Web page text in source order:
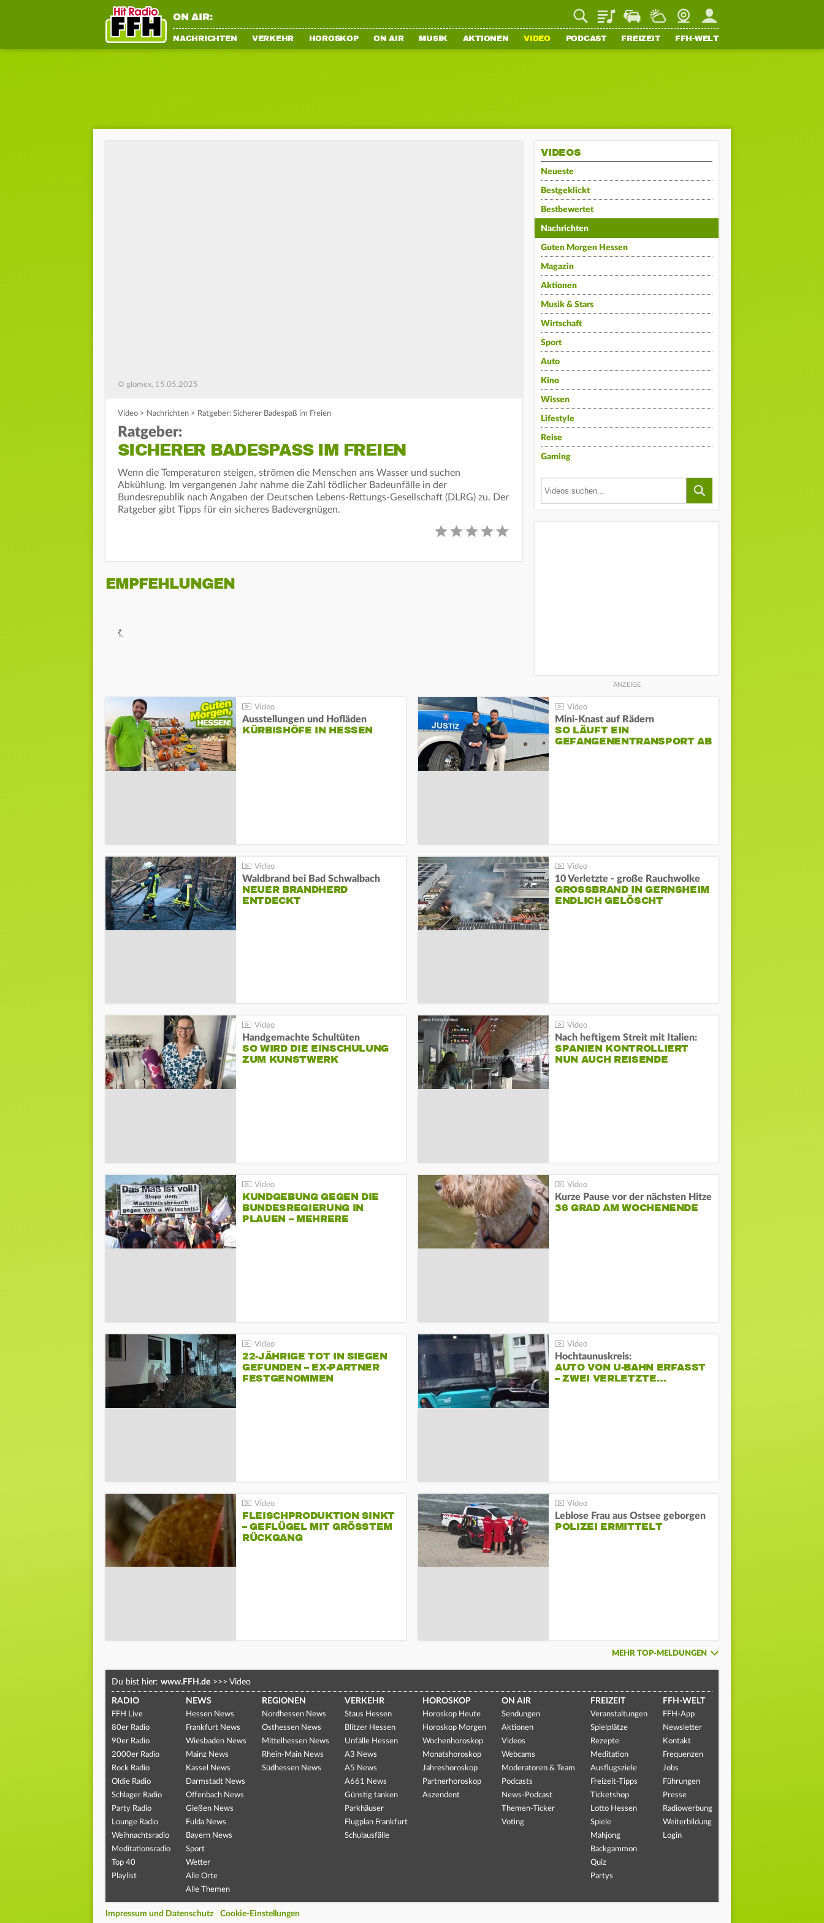
ON AIR: PlaylistStaupilotWetterWebcamMein FFH
NACHRICHTEN VERKEHR HOROSKOP ON AIR MUSIK AKTIONEN VIDEO PODCAST FREIZEIT FFH-WELT
© glomex, 15.05.2025
Video > Nachrichten > Ratgeber: Sicherer Badespaß im Freien
Ratgeber:
SICHERER BADESPASS IM FREIEN
Wenn die Temperaturen steigen, strömen die Menschen ans Wasser und suchen
Abkühlung. Im vergangenen Jahr nahme die Zahl tödlicher Badeunfälle in der
Bundesrepublik nach Angaben der Deutschen Lebens-Rettungs-Gesellschaft (DLRG) zu. Der
Ratgeber gibt Tipps für ein sicheres Badevergnügen.
EMPFEHLUNGEN
VIDEOS
Neueste
Bestgeklickt
Bestbewertet
Nachrichten
Guten Morgen Hessen
Magazin
Aktionen
Musik & Stars
Wirtschaft
Sport
Auto
Kino
Wissen
Lifestyle
Reise
Gaming
Ausstellungen und Hofläden
KÜRBISHÖFE IN HESSEN
Mini-Knast auf Rädern
SO LÄUFT EIN
GEFANGENENTRANSPORT AB
Waldbrand bei Bad Schwalbach
NEUER BRANDHERD
ENTDECKT
10 Verletzte - große Rauchwolke
GROSSBRAND IN GERNSHEIM E
NDLICH GELÖSCHT
Handgemachte Schultüten
SO WIRD DIE EINSCHULUNG
ZUM KUNSTWERK
Nach heftigem Streit mit Italien:
SPANIEN KONTROLLIERT
NUN AUCH REISENDE
KUNDGEBUNG GEGEN DIE
BUNDESREGIERUNG IN
PLAUEN – MEHRERE
Kurze Pause vor der nächsten Hitze
36 GRAD AM WOCHENENDE
22-JÄHRIGE TOT IN SIEGEN
GEFUNDEN – EX-PARTNER
FESTGENOMMEN
Hochtaunuskreis:
AUTO VON U-BAHN ERFASST
– ZWEI VERLETZTE…
FLEISCHPRODUKTION SINKT
– GEFLÜGEL MIT GRÖSSTEM R
ÜCKGANG
Leblose Frau aus Ostsee geborgen
POLIZEI ERMITTELT
MEHR TOP-MELDUNGEN
Du bist hier: www.FFH.de >>> Video
RADIO
FFH Live
80er Radio
90er Radio
2000er Radio
Rock Radio
Oldie Radio
Schlager Radio
Party Radio
Lounge Radio
Weihnachtsradio
Meditationsradio
Top 40
Playlist
NEWS
Hessen News
Frankfurt News
Wiesbaden News
Mainz News
Kassel News
Darmstadt News
Offenbach News
Gießen News
Fulda News
Bayern News
Sport
Wetter
Alle Orte
Alle Themen
REGIONEN
Nordhessen News
Osthessen News
Mittelhessen News
Rhein-Main News
Südhessen News
VERKEHR
Staus Hessen
Blitzer Hessen
Unfälle Hessen
A3 News
A5 News
A661 News
Günstig tanken
Parkhäuser
Flugplan Frankfurt
Schulausfälle
HOROSKOP
Horoskop Heute
Horoskop Morgen
Wochenhoroskop
Monatshoroskop
Jahreshoroskop
Partnerhoroskop
Aszendent
ON AIR
Sendungen
Aktionen
Videos
Webcams
Moderatoren & Team
Podcasts
News-Podcast
Themen-Ticker
Voting
FREIZEIT
Veranstaltungen
Spielplätze
Rezepte
Meditation
Ausflugsziele
Freizeit-Tipps
Ticketshop
Lotto Hessen
Spiele
Mahjong
Backgammon
Quiz
Partys
FFH-WELT
FFH-App
Newsletter
Kontakt
Frequenzen
Jobs
Führungen
Presse
Radiowerbung
Weiterbildung
Login
Impressum und Datenschutz Cookie-Einstellungen